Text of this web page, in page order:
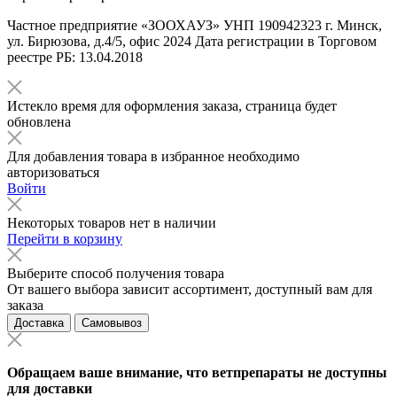
Частное предприятие «ЗООХАУЗ» УНП 190942323 г. Минск,
ул. Бирюзова, д.4/5, офис 2024 Дата регистрации в Торговом
реестре РБ: 13.04.2018
Истекло время для оформления заказа, страница будет
обновлена
Для добавления товара в избранное необходимо
авторизоваться
Войти
Некоторых товаров нет в наличии
Перейти в корзину
Выберите способ получения товара
От вашего выбора зависит ассортимент, доступный вам для
заказа
Доставка Самовывоз
Обращаем ваше внимание, что ветпрепараты не доступны
для доставки